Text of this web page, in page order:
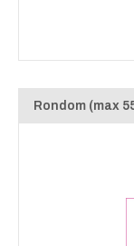
Rondom (max